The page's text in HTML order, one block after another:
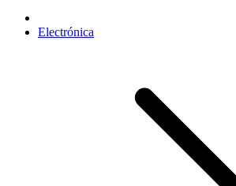
Electrónica